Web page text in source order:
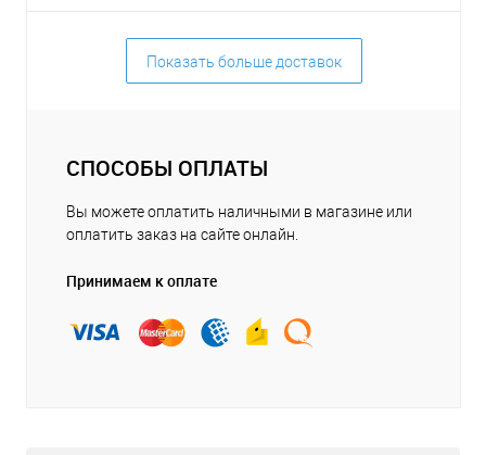
Показать больше доставок
СПОСОБЫ ОПЛАТЫ
Вы можете оплатить наличными в магазине или
оплатить заказ на сайте онлайн.
Принимаем к оплате